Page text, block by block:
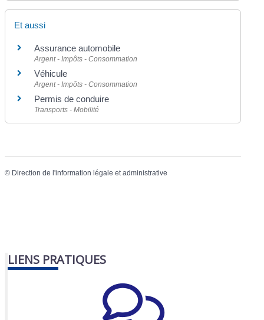
Et aussi
Assurance automobile
Argent - Impôts - Consommation
Véhicule
Argent - Impôts - Consommation
Permis de conduire
Transports - Mobilité
© Direction de l'information légale et administrative
LIENS PRATIQUES